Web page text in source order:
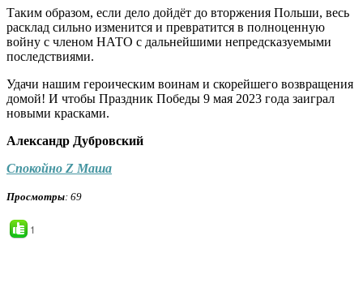
Таким образом, если дело дойдёт до вторжения Польши, весь
расклад сильно изменится и превратится в полноценную
войну с членом НАТО с дальнейшими непредсказуемыми
последствиями.
Удачи нашим героическим воинам и скорейшего возвращения
домой! И чтобы Праздник Победы 9 мая 2023 года заиграл
новыми красками.
Александр Дубровский
Спокойно Z Маша
Просмотры: 69
1